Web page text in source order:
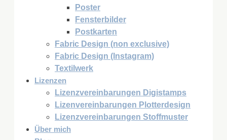
Poster
Fensterbilder
Postkarten
Fabric Design (non exclusive)
Fabric Design (Instagram)
Textilwerk
Lizenzen
Lizenzvereinbarungen Digistamps
Lizenvereinbarungen Plotterdesign
Lizenzvereinbarungen Stoffmuster
Über mich